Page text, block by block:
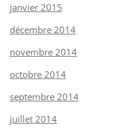
janvier 2015
décembre 2014
novembre 2014
octobre 2014
septembre 2014
juillet 2014